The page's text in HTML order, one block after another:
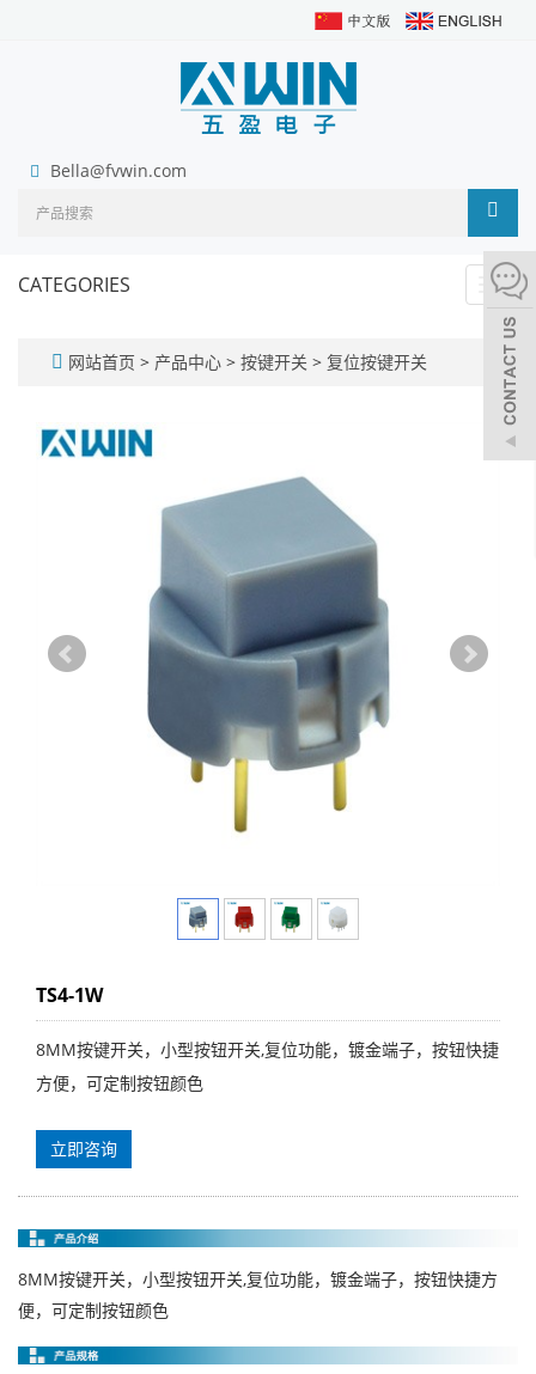
Bella@fvwin.com
CATEGORIES
网站首页 > 产品中心 > 按键开关 > 复位按键开关
TS4-1W
8MM按键开关，小型按钮开关,复位功能，镀金端子，按钮快捷
方便，可定制按钮颜色
立即咨询
8MM按键开关，小型按钮开关,复位功能，镀金端子，按钮快捷方
便，可定制按钮颜色